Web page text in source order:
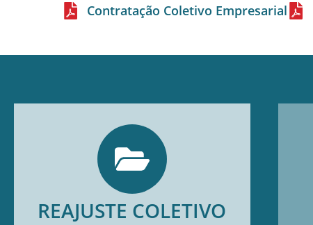
Contratação Coletivo Empresarial
REAJUSTE COLETIVO